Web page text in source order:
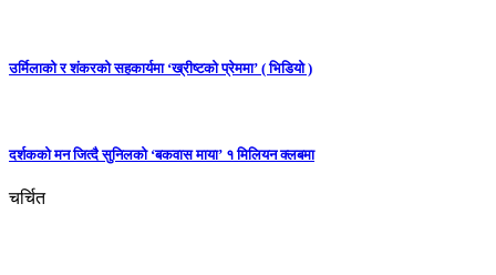
उर्मिलाको र शंकरको सहकार्यमा ‘ख्रीष्टको प्रेममा’ ( भिडियो )
दर्शकको मन जित्दै सुनिलको ‘बकवास माया’ १ मिलियन क्लबमा
चर्चित